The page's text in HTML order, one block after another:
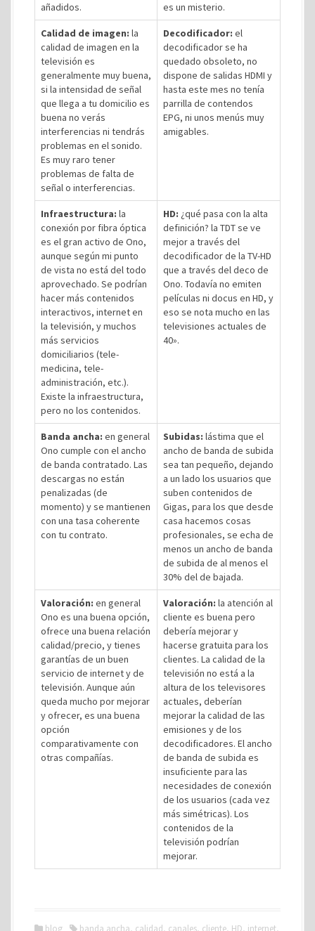
añadidos.
es un misterio.
Calidad de imagen: la
calidad de imagen en la
televisión es
generalmente muy buena,
si la intensidad de señal
que llega a tu domicilio es
buena no verás
interferencias ni tendrás
problemas en el sonido.
Es muy raro tener
problemas de falta de
señal o interferencias.
Decodificador: el
decodificador se ha
quedado obsoleto, no
dispone de salidas HDMI y
hasta este mes no tenía
parrilla de contendos
EPG, ni unos menús muy
amigables.
Infraestructura: la
conexión por fibra óptica
es el gran activo de Ono,
aunque según mi punto
de vista no está del todo
aprovechado. Se podrían
hacer más contenidos
interactivos, internet en
la televisión, y muchos
más servicios
domiciliarios (tele-
medicina, tele-
administración, etc.).
Existe la infraestructura,
pero no los contenidos.
HD: ¿qué pasa con la alta
definición? la TDT se ve
mejor a través del
decodificador de la TV-HD
que a través del deco de
Ono. Todavía no emiten
películas ni docus en HD, y
eso se nota mucho en las
televisiones actuales de
40».
Banda ancha: en general
Ono cumple con el ancho
de banda contratado. Las
descargas no están
penalizadas (de
momento) y se mantienen
con una tasa coherente
con tu contrato.
Subidas: lástima que el
ancho de banda de subida
sea tan pequeño, dejando
a un lado los usuarios que
suben contenidos de
Gigas, para los que desde
casa hacemos cosas
profesionales, se echa de
menos un ancho de banda
de subida de al menos el
30% del de bajada.
Valoración: en general
Ono es una buena opción,
ofrece una buena relación
calidad/precio, y tienes
garantías de un buen
servicio de internet y de
televisión. Aunque aún
queda mucho por mejorar
y ofrecer, es una buena
opción
comparativamente con
otras compañías.
Valoración: la atención al
cliente es buena pero
debería mejorar y
hacerse gratuita para los
clientes. La calidad de la
televisión no está a la
altura de los televisores
actuales, deberían
mejorar la calidad de las
emisiones y de los
decodificadores. El ancho
de banda de subida es
insuficiente para las
necesidades de conexión
de los usuarios (cada vez
más simétricas). Los
contenidos de la
televisión podrían
mejorar.
blog banda ancha, calidad, canales, cliente, HD, internet,